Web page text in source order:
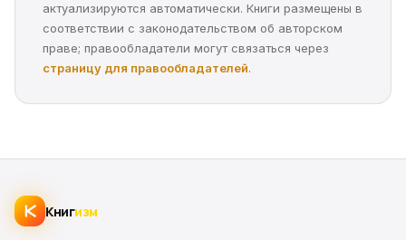
актуализируются автоматически. Книги размещены в
соответствии с законодательством об авторском
праве; правообладатели могут связаться через
страницу для правообладателей.
Книгизм